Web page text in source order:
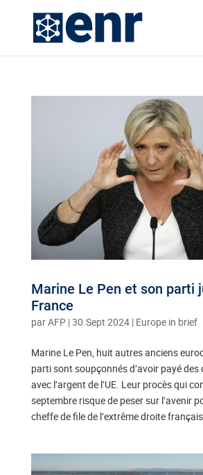
Marine Le Pen et son parti
France
parAFP|30.Sept 2024| Europe in brief
Marine Le Pen, huit autres anciens
parti sont soupçonnés d’avoir payé
avec l’argent de l’UE. Leur procès qui
septembre risque de peser sur l’avenir
cheffe de file de l’extrême droite